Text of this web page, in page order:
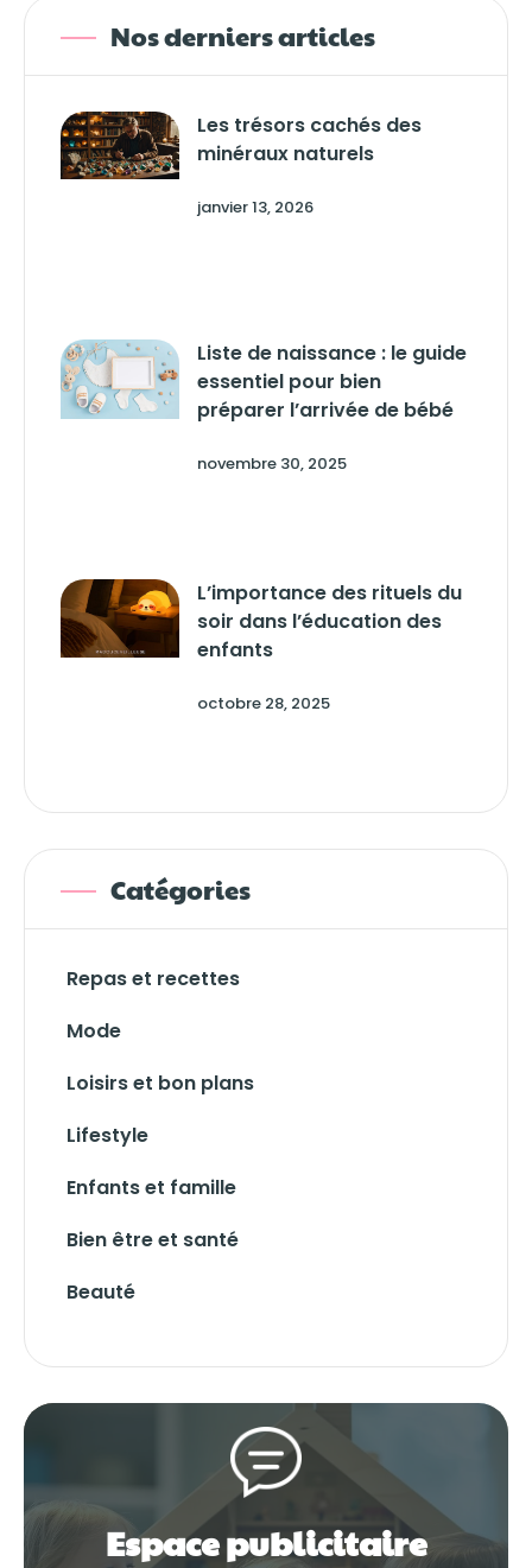
Nos derniers articles
Les trésors cachés des
minéraux naturels
janvier 13, 2026
Liste de naissance : le guide
essentiel pour bien
préparer l’arrivée de bébé
novembre 30, 2025
L’importance des rituels du
soir dans l’éducation des
enfants
octobre 28, 2025
Catégories
Repas et recettes
Mode
Loisirs et bon plans
Lifestyle
Enfants et famille
Bien être et santé
Beauté
Espace publicitaire